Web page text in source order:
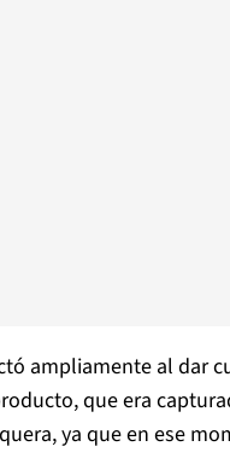
ampliamente al dar
que era
ya que en ese